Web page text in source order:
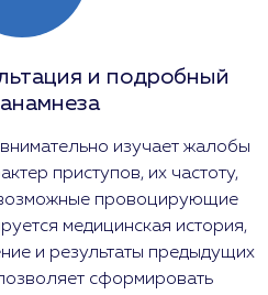
и подробный
изучает жалобы
приступов, их частоту,
провоцирующие
медицинская история,
и результаты предыдущих
сформировать